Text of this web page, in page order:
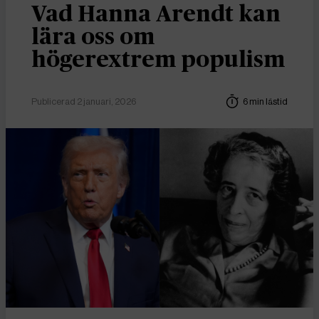
Vad Hanna Arendt kan
lära oss om
högerextrem populism
Publicerad 2 januari, 2026 6 min lästid